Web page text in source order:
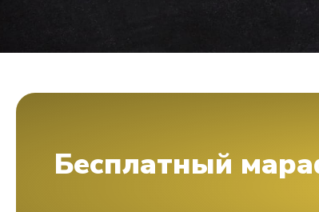
Бесплатный